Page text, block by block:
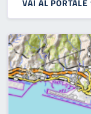
VAI AL PORTALE